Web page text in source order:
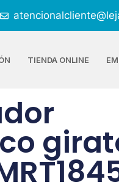
TIENDA ONLINE